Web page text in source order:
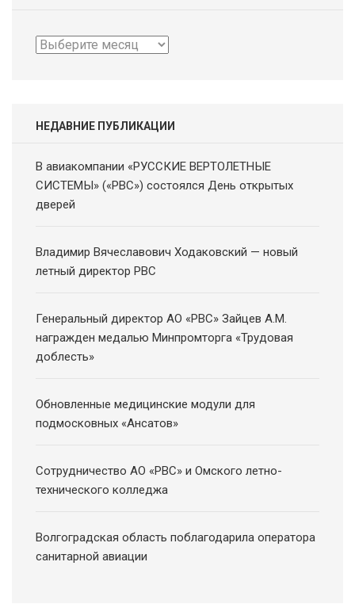
Архив
НЕДАВНИЕ ПУБЛИКАЦИИ
В авиакомпании «РУССКИЕ ВЕРТОЛЕТНЫЕ
СИСТЕМЫ» («РВС») состоялся День открытых
дверей
Владимир Вячеславович Ходаковский — новый
летный директор РВС
Генеральный директор АО «РВС» Зайцев А.М.
награжден медалью Минпромторга «Трудовая
доблесть»
Обновленные медицинские модули для
подмосковных «Ансатов»
Сотрудничество АО «РВС» и Омского летно-
технического колледжа
Волгоградская область поблагодарила оператора
санитарной авиации